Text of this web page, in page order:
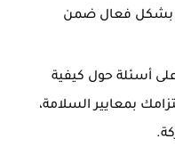
بشكل فعال ضمن
أسئلة حول كيفية
بمعايير السلامة،